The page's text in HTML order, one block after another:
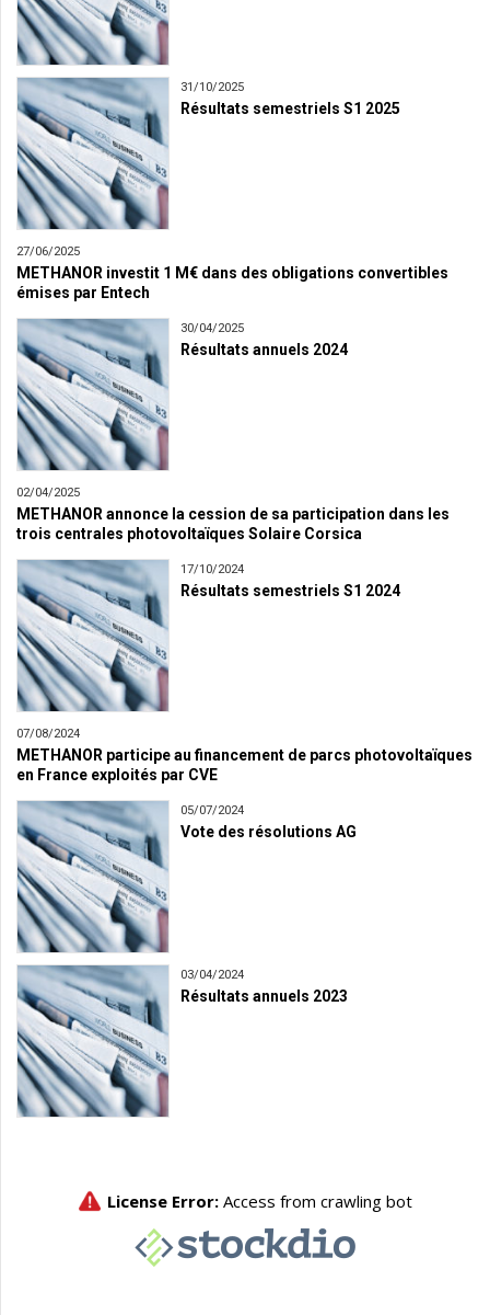
31/10/2025
Résultats semestriels S1 2025
27/06/2025
METHANOR investit 1 M€ dans des obligations convertibles
émises par Entech
30/04/2025
Résultats annuels 2024
02/04/2025
METHANOR annonce la cession de sa participation dans les
trois centrales photovoltaïques Solaire Corsica
17/10/2024
Résultats semestriels S1 2024
07/08/2024
METHANOR participe au financement de parcs photovoltaïques
en France exploités par CVE
05/07/2024
Vote des résolutions AG
03/04/2024
Résultats annuels 2023